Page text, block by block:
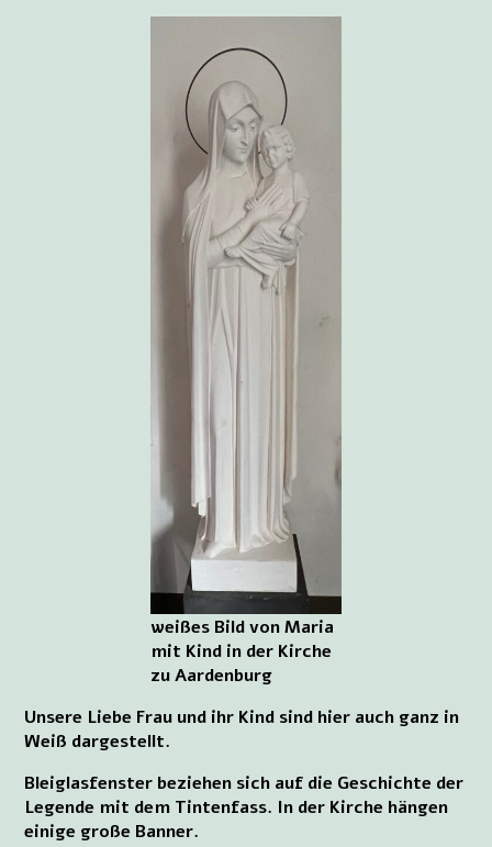
weißes Bild von Maria
mit Kind in der Kirche
zu Aardenburg
Unsere Liebe Frau und ihr Kind sind hier auch ganz in
Weiß dargestellt.
Bleiglasfenster beziehen sich auf die Geschichte der
Legende mit dem Tintenfass. In der Kirche hängen
einige große Banner.